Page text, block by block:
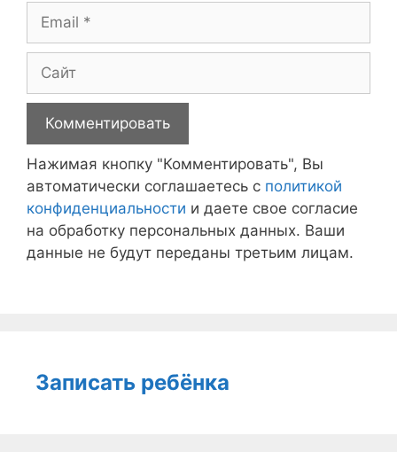
Email
Сайт
Нажимая кнопку "Комментировать", Вы
автоматически соглашаетесь с политикой
конфиденциальности и даете свое согласие
на обработку персональных данных. Ваши
данные не будут переданы третьим лицам.
Записать ребёнка